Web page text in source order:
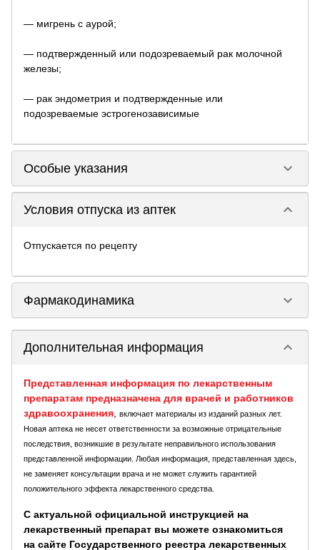
— мигрень с аурой;
— подтвержденный или подозреваемый рак молочной
железы;
— рак эндометрия и подтвержденные или
подозреваемые эстрогенозависимые
Особые указания keyboard_arrow_down
Условия отпуска из аптек keyboard_arrow_down
Отпускается по рецепту
Фармакодинамика keyboard_arrow_down
Дополнительная информация keyboard_arrow_down
Представленная информация по лекарственным
препаратам предназначена для врачей и работников
здравоохранения
включает материалы из изданий разных лет.
Новая аптека не несет ответственности за возможные отрицательные
последствия, возникшие в результате неправильного использования
представленной информации. Любая информация, представленная здесь,
не заменяет консультации врача и не может служить гарантией
положительного эффекта лекарственного средства.
С актуальной официальной инструкцией на
лекарственный препарат вы можете ознакомиться
на сайте Государственного реестра лекарственных